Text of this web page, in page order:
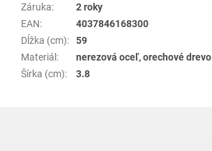
Záruka:
2 roky
EAN:
4037846168300
Dĺžka (cm):
59
Materiál :
nerezová oceľ, orechové drevo
Šírka (cm): 3.8